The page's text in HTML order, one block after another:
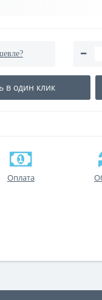
в один клик
Оплата